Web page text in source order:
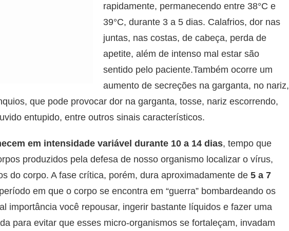
rapidamente, permanecendo entre 38°C e
39°C, durante 3 a 5 dias. Calafrios, dor nas
juntas, nas costas, de cabeça, perda de
apetite, além de intenso mal estar são
sentido pelo paciente.Também ocorre um
aumento de secreções na garganta, no nariz,
que pode provocar dor na garganta, tosse, nariz escorrendo,
entupido, entre outros sinais característicos.
em intensidade variável durante 10 a 14 dias, tempo que
produzidos pela defesa de nosso organismo localizar o vírus,
do corpo. A fase crítica, porém, dura aproximadamente de 5 a 7
em que o corpo se encontra em “guerra” bombardeando os
importância você repousar, ingerir bastante líquidos e fazer uma
para evitar que esses micro-organismos se fortaleçam, invadam